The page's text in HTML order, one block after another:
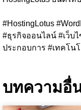
#HostingLotus
#ธุรกิจออนไลน์ #เว็บ
ประกอบการ #เทคโน
บทความอื่